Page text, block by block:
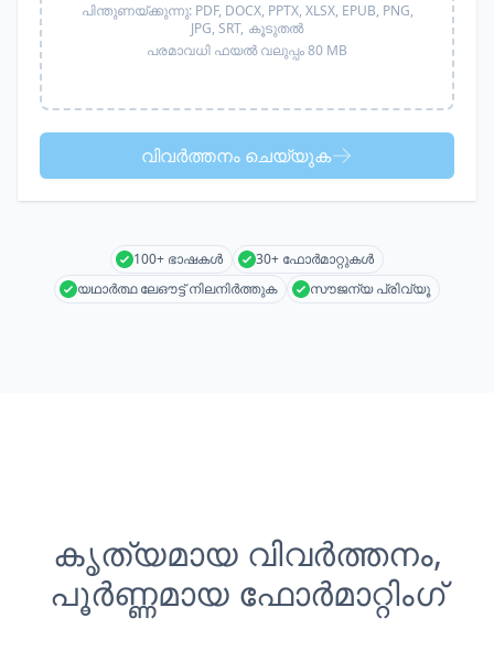
പിന്തുണയ്ക്കുന്നു: PDF, DOCX, PPTX, XLSX, EPUB, PNG,
JPG, SRT, കൂടുതൽ
പരമാവധി ഫയൽ വലുപ്പം 80 MB
വിവർത്തനം ചെയ്യുക
100+ ഭാഷകൾ
30+ ഫോർമാറ്റുകൾ
യഥാർത്ഥ ലേഔട്ട് നിലനിർത്തുക
സൗജന്യ പ്രിവ്യൂ
കൃത്യമായ വിവർത്തനം,
പൂർണ്ണമായ ഫോർമാറ്റിംഗ്